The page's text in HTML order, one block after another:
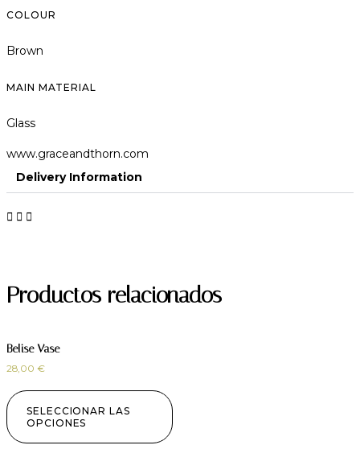
COLOUR
Brown
MAIN MATERIAL
Glass
www.graceandthorn.com
Delivery Information
Productos relacionados
Belise Vase
28,00 €
SELECCIONAR LAS
OPCIONES